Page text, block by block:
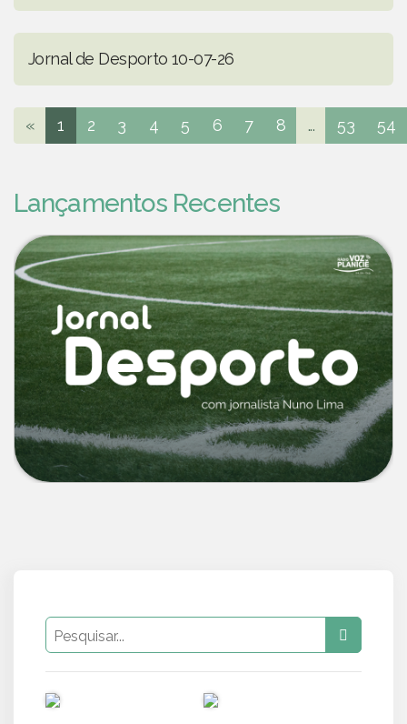
Jornal de Desporto 10-07-26
« 1 2 3 4 5 6 7 8 ... 53 54
Lançamentos Recentes